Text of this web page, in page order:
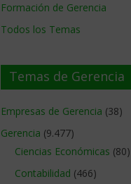
Formación de Gerencia
Todos los Temas
Temas de Gerencia
Empresas de Gerencia (38)
Gerencia (9.477)
Ciencias Económicas (80)
Contabilidad (466)